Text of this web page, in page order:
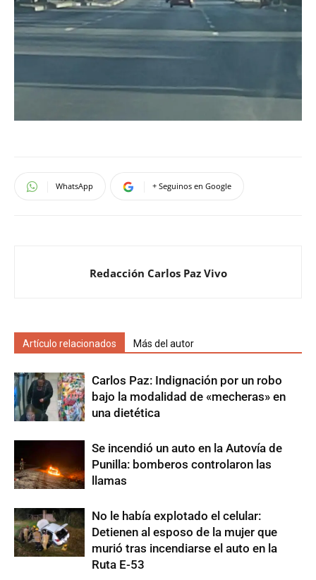
WhatsApp + Seguinos en Google
Redacción Carlos Paz Vivo
Artículo relacionados Más del autor
Carlos Paz: Indignación por un robo
bajo la modalidad de «mecheras» en
una dietética
Se incendió un auto en la Autovía de
Punilla: bomberos controlaron las
llamas
No le había explotado el celular:
Detienen al esposo de la mujer que
murió tras incendiarse el auto en la
Ruta E-53